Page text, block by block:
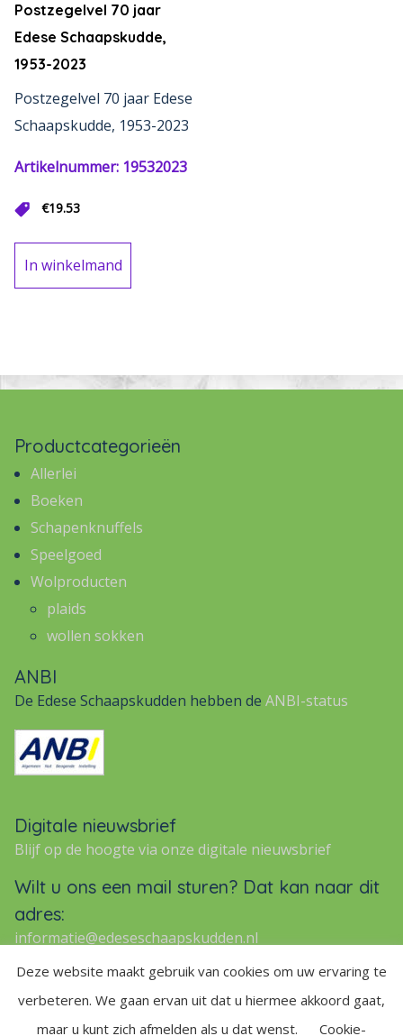
Postzegelvel 70 jaar
Edese Schaapskudde,
1953-2023
Postzegelvel 70 jaar Edese
Schaapskudde, 1953-2023
Artikelnummer: 19532023
€19.53
In winkelmand
Productcategorieën
Allerlei
Boeken
Schapenknuffels
Speelgoed
Wolproducten
plaids
wollen sokken
ANBI
De Edese Schaapskudden hebben de ANBI-status
Digitale nieuwsbrief
Blijf op de hoogte via onze digitale nieuwsbrief
Wilt u ons een mail sturen? Dat kan naar dit
adres:
informatie@edeseschaapskudden.nl
Deze website maakt gebruik van cookies om uw ervaring te
verbeteren. We gaan ervan uit dat u hiermee akkoord gaat,
maar u kunt zich afmelden als u dat wenst.
Cookie-